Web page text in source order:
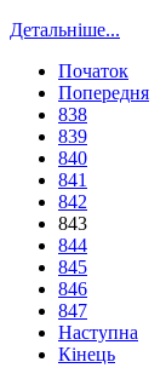
Детальніше...
Початок
Попередня
838
839
840
841
842
843
844
845
846
847
Наступна
Кінець